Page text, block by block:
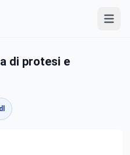
di protesi e